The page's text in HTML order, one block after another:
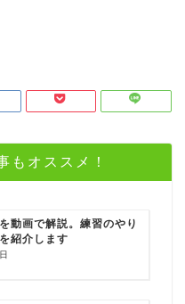
もオススメ！
動画で解説。練習のやり
紹介します